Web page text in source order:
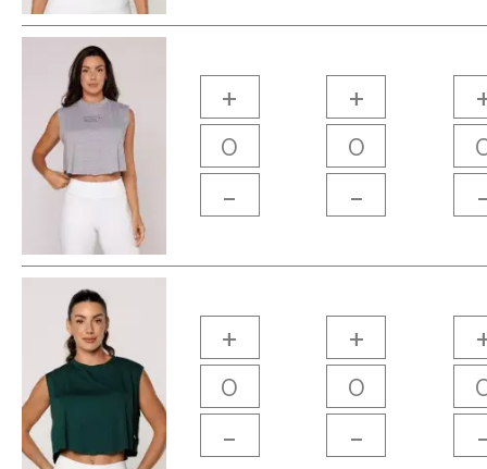
+
-
+
-
+
-
+
-